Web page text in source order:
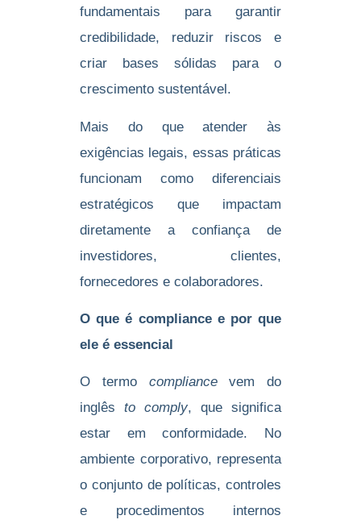
fundamentais para garantir
credibilidade, reduzir riscos e
criar bases sólidas para o
crescimento sustentável.
Mais do que atender às
exigências legais, essas práticas
funcionam como diferenciais
estratégicos que impactam
diretamente a confiança de
investidores, clientes,
fornecedores e colaboradores.
O que é compliance e por que
ele é essencial
O termo compliancevem do
inglêsto comply, que significa
estar em conformidade. No
ambiente corporativo, representa
o conjunto de políticas, controles
e procedimentos internos